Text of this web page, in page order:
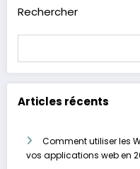
Rechercher
Articles récents
Comment utiliser les
vos applications web en